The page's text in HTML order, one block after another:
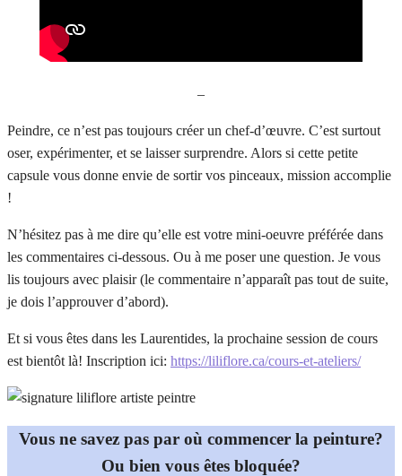
–
Peindre, ce n’est pas toujours créer un chef-d’œuvre. C’est surtout
oser, expérimenter, et se laisser surprendre. Alors si cette petite
capsule vous donne envie de sortir vos pinceaux, mission accomplie
!
N’hésitez pas à me dire qu’elle est votre mini-oeuvre préférée dans
les commentaires ci-dessous. Ou à me poser une question. Je vous
lis toujours avec plaisir (le commentaire n’apparaît pas tout de suite,
je dois l’approuver d’abord).
Et si vous êtes dans les Laurentides, la prochaine session de cours
est bientôt là! Inscription ici: https://liliflore.ca/cours-et-ateliers/
Vous ne savez pas par où commencer la peinture?
Ou bien vous êtes bloquée?